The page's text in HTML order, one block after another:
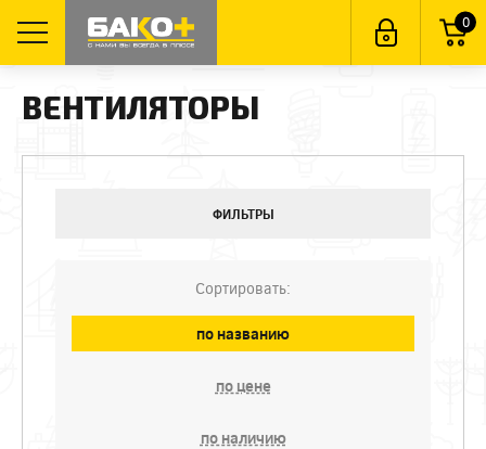
0
ВЕНТИЛЯТОРЫ
ФИЛЬТРЫ
Сортировать:
по названию
по цене
по наличию